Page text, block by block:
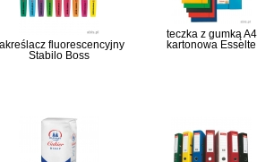
fluorescencyjny
Stabilo Boss
teczka z gumką A4
kartonowa Esselte